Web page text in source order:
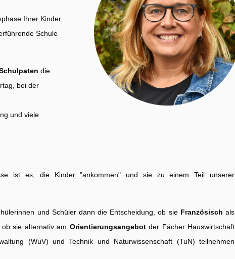
Ihrer Kinder
Schule
die
bei der
und viele
ist es, die Kinder "ankommen" und sie zu einem Teil unserer
und Schüler dann die Entscheidung, ob sie Französisch als
sie alternativ am Orientierungsangebot der Fächer Hauswirtschaft
(WuV) und Technik und Naturwissenschaft (TuN) teilnehmen